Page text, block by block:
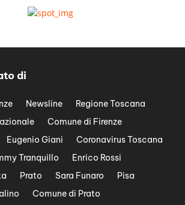
di
Newsline
Regione Toscana
Comune di Firenze
Eugenio Giani
Coronavirus Toscana
Tranquillo
Enrico Rossi
Prato Sara Funaro
Pisa
Comune di Prato